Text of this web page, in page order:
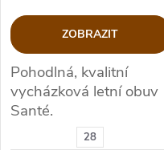
28
ZOBRAZIT
Pohodlná, kvalitní
vycházková letní obuv
Santé.